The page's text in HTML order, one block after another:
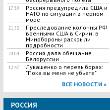
17:39
Россия предупредила США и
НАТО по ситуации в Черном
море
21:52
Преследование колонны РФ
военными США в Сирии: в
Минобороны раскрыли
подробности
20:04
Россия дала обещание
Белоруссии
12:47
​Лукашенко о перевыборах:
"Пока вы меня не убьете"
ВСЕ НОВОСТИ »
РОССИЯ